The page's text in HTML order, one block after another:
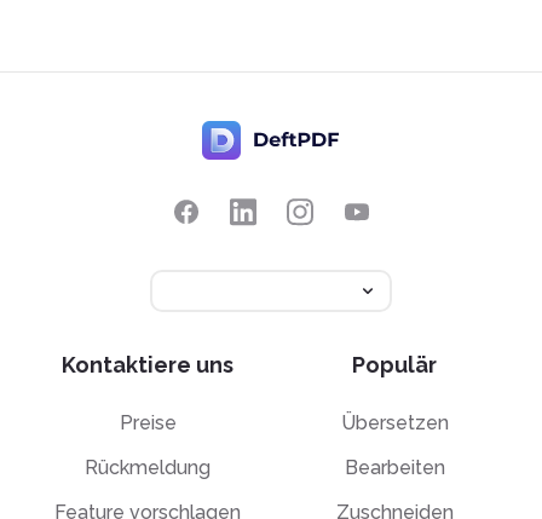
Kontaktiere uns
Preise
Rückmeldung
Feature vorschlagen
Populär
Übersetzen
Bearbeiten
Zuschneiden